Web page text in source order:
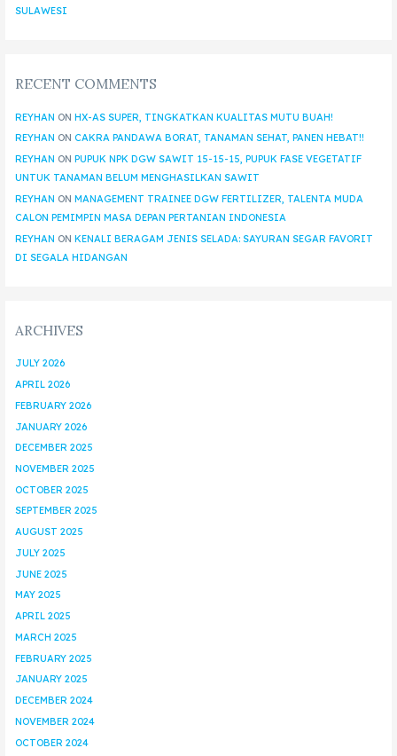
SULAWESI
RECENT COMMENTS
REYHAN ON HX-AS SUPER, TINGKATKAN KUALITAS MUTU BUAH!
REYHAN ON CAKRA PANDAWA BORAT, TANAMAN SEHAT, PANEN HEBAT!!
REYHAN ON PUPUK NPK DGW SAWIT 15-15-15, PUPUK FASE VEGETATIF
UNTUK TANAMAN BELUM MENGHASILKAN SAWIT
REYHAN ON MANAGEMENT TRAINEE DGW FERTILIZER, TALENTA MUDA
CALON PEMIMPIN MASA DEPAN PERTANIAN INDONESIA
REYHAN ON KENALI BERAGAM JENIS SELADA: SAYURAN SEGAR FAVORIT
DI SEGALA HIDANGAN
ARCHIVES
JULY 2026
APRIL 2026
FEBRUARY 2026
JANUARY 2026
DECEMBER 2025
NOVEMBER 2025
OCTOBER 2025
SEPTEMBER 2025
AUGUST 2025
JULY 2025
JUNE 2025
MAY 2025
APRIL 2025
MARCH 2025
FEBRUARY 2025
JANUARY 2025
DECEMBER 2024
NOVEMBER 2024
OCTOBER 2024